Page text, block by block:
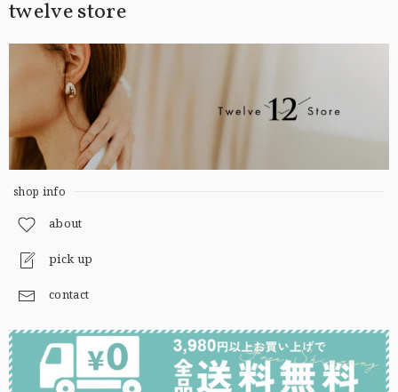
twelve store
shop info
about
pick up
contact